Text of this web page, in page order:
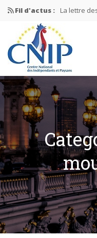
Fil d'actus : La lettre
La lettre
La lettre
Mission
La lettre